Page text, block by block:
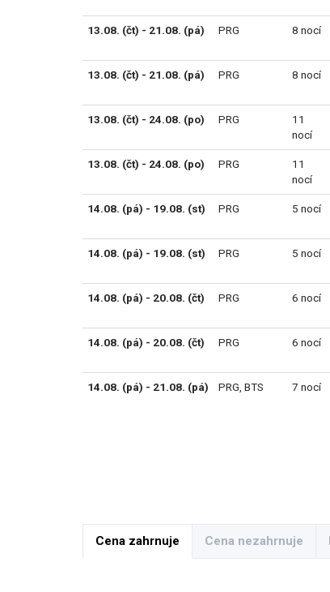
13.08. (čt) - 21.08. (pá) PRG 8 nocí
13.08. (čt) - 21.08. (pá) PRG 8 nocí
13.08. (čt) - 24.08. (po) PRG
11
nocí
13.08. (čt) - 24.08. (po) PRG
11
nocí
14.08. (pá) - 19.08. (st) PRG 5 nocí
14.08. (pá) - 19.08. (st) PRG 5 nocí
14.08. (pá) - 20.08. (čt) PRG 6 nocí
14.08. (pá) - 20.08. (čt) PRG 6 nocí
14.08. (pá) - 21.08. (pá) PRG, BTS 7 nocí
Cena zahrnuje Cena nezahrnuje